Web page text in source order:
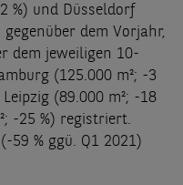
%) und Düsseldorf
gegenüber dem Vorjahr,
dem jeweiligen 10-
(125.000 m²; -3
(89.000 m²; -18
-25 %) registriert.
59 % ggü. Q1 2021)